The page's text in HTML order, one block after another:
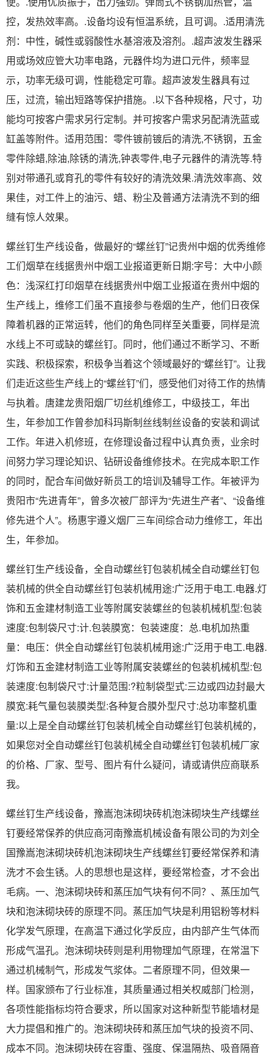
控，发热效率高。.设备均设有恒温系统，且可调。.适用清洗
剂：中性，碱性或弱酸性水基溶液及溶剂。.超声波发生器采
用或场效应管大功率电路，元器件均为进口元件，频率显
示，功率无级可调，性能稳定可靠。超声波发生器具有过
压，过流，输出短路等保护措施。.以下各种规格，尺寸，功
能均可按客户需求另行定制。并可按客户需求另配清洗蓝或
缸盖等附件。适用范围：零件镀前镀后的清洗,不锈钢，五金
零件除蜡,除油,除锈的清洗,钟表零件,电子元器件的清洗等.特
别对带通孔或育孔的零件有较好的清洗效果.清洗效率高、效
果佳，对工件上的油污、蜡、粉尘及普通方法清洗不到的细
缝有惊人效果。
螺丝钉生产线设备，做最好的“螺丝钉”记贵州中烟的优秀维修
工们烟草在线据贵州中烟工业报道更新日期:字号：大中小颜
色：浅深红打印烟草在线据贵州中烟工业报道在贵州中烟的
生产线上，维修工们虽不直接参与卷烟的生产，他们日夜保
障着机器的正常运转，他们的角色同样至关重要，同样是流
水线上不可或缺的螺丝钉。同时，他们通过不断学习、不断
实践、积极探索，积极争当着这个领域最好的“螺丝钉”。让我
们走近这些生产线上的“螺丝钉”们，感受他们对待工作的热情
与执着。唐建龙贵阳烟厂切丝机维修工，中级技工，年出
生，年参加工作曾参加科玛斯制丝线制丝设备的安装和调试
工作。年进入机修班，在修理设备过程中认真负责，业余时
间努力学习理论知识、钻研设备维修技术。在完成本职工作
的同时，配合车间做好新员工的培训及辅导工作。年被评为
贵阳市“先进青年”，曾多次被厂部评为“先进生产者”、“设备维
修先进个人”。杨惠宇遵义烟厂三车间综合动力维修工，年出
生，年参加。
螺丝钉生产线设备，全自动螺丝钉包装机械全自动螺丝钉包
装机械的供全自动螺丝钉包装机械用途:广泛用于电工.电器.灯
饰和五金建材制造工业等附属安装螺丝的包装机械机型:包装
速度:包制袋尺寸:计.包装膜宽：包装速度：总.电机加热重
量：电压：供全自动螺丝钉包装机械用途:广泛用于电工.电器.
灯饰和五金建材制造工业等附属安装螺丝的包装机械机型:包
装速度:包制袋尺寸:计量范围:?粒制袋型式:三边或四边封最大
膜宽:耗气量包装膜类型:各种复合膜外型尺寸:总功率整机重
量:以上是全自动螺丝钉包装机械全自动螺丝钉包装机械的，
如果您对全自动螺丝钉包装机械全自动螺丝钉包装机械厂家
的价格、厂家、型号、图片有什么疑问，请或请供应商联系
我。
螺丝钉生产线设备，豫嵩泡沫砌块砖机泡沫砌块生产线螺丝
钉要经常保养的供应商河南豫嵩机械设备有限公司的为刘全
国豫嵩泡沫砌块砖机泡沫砌块生产线螺丝钉要经常保养和清
洗才不会生锈。人的思想也是这样，要经常检查，才不会出
毛病。一、泡沫砌块砖和蒸压加气块有何不同？、蒸压加气
块和泡沫砌块砖的原理不同。蒸压加气块是利用铝粉等材料
化学发气原理，在高温下通过化学反应，由内部产生气体而
形成气温孔。泡沫砌块砖则是利用物理加气原理，在常温下
通过机械制气，形成发气浆体。二者原理不同，但效果一
样。国家颁布了行业标准，其质量通过相关权威部门检测，
各项性能指标均符合要求，所以国家对这种新型节能墙材是
大力提倡和推广的。泡沫砌块砖和蒸压加气块的投资不同、
成本不同。泡沫砌块砖在容重、强度、保温隔热、吸音隔音